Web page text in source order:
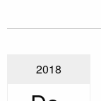
2018